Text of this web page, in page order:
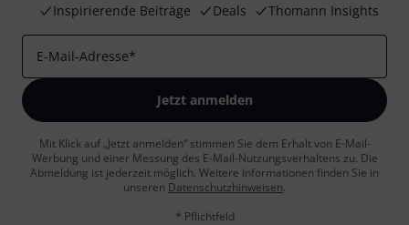
Inspirierende Beiträge
Deals Thomann Insights
E-Mail-Adresse*
Jetzt anmelden
Mit Klick auf „Jetzt anmelden“ stimmen Sie dem Erhalt von E-Mail-
Werbung und einer Messung des E-Mail-Nutzungsverhaltens zu. Die
Abmeldung ist jederzeit möglich. Weitere Informationen finden Sie in
unseren Datenschutzhinweisen.
* Pflichtfeld